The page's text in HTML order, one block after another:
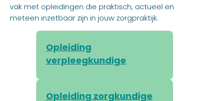
vak met opleidingen die praktisch, actueel en
meteen inzetbaar zijn in jouw zorgpraktijk.
Opleiding
verpleegkundige
Opleiding zorgkundige